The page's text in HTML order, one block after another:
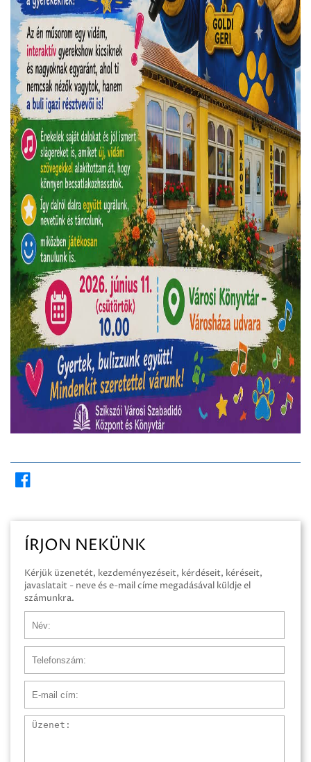
ÍRJON NEKÜNK
Kérjük üzenetét, kezdeményezéseit, kérdéseit, kéréseit,
javaslatait - neve és e-mail címe megadásával küldje el
számunkra.
Üzenet